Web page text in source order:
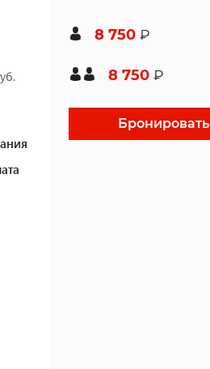
8 750 ₽
8 750 ₽
Бронировать